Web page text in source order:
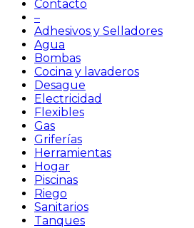
Contacto
–
Adhesivos y Selladores
Agua
Bombas
Cocina y lavaderos
Desague
Electricidad
Flexibles
Gas
Griferías
Herramientas
Hogar
Piscinas
Riego
Sanitarios
Tanques